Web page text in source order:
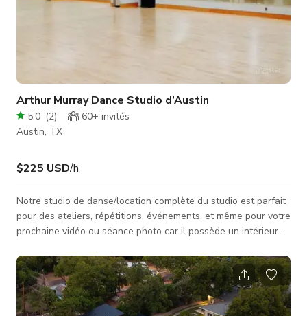
Arthur Murray Dance Studio d’Austin
5.0 (2) 60+ invités
Austin, TX
$225 USD/h
Notre studio de danse/location complète du studio est parfait
pour des ateliers, répétitions, événements, et même pour votre
prochaine vidéo ou séance photo car il possède un intérieur
projets pour des publicités télévisées, clips musicaux,
contenus pour les réseaux sociaux, et bien plus encore.
Veuillez toujours vous renseigner auprès de l’hôte sur la
disponibilité de l’espace. Notez que les tarifs peuvent varier